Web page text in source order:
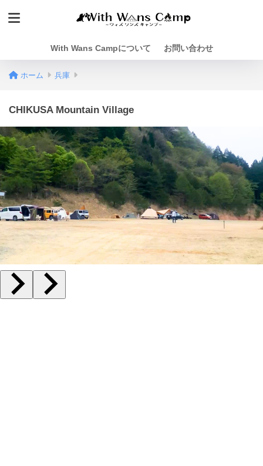
With Wans Campについて お問い合わせ
ホーム 兵庫
CHIKUSA Mountain Village